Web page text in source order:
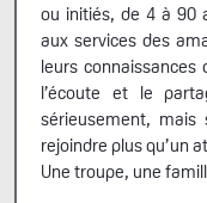
ou initiés, de 4 à 90
aux services des
leurs connaissances
l’écoute et le
sérieusement,
rejoindre plus qu’un
Une troupe, une